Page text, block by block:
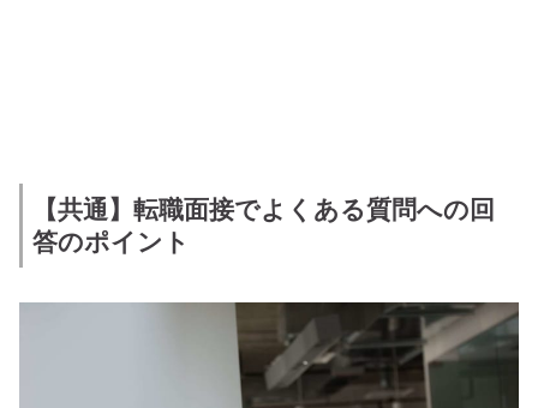
【共通】転職面接でよくある質問への回
答のポイント